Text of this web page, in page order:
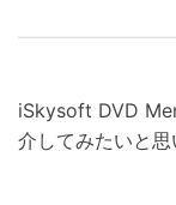
iSkysoft DVD
介してみたいと思